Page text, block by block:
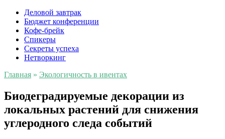
Деловой завтрак
Бюджет конференции
Кофе-брейк
Спикеры
Секреты успеха
Нетворкинг
Главная » Экологичность в ивентах
Биодеградируемые декорации из
локальных растений для снижения
углеродного следа событий